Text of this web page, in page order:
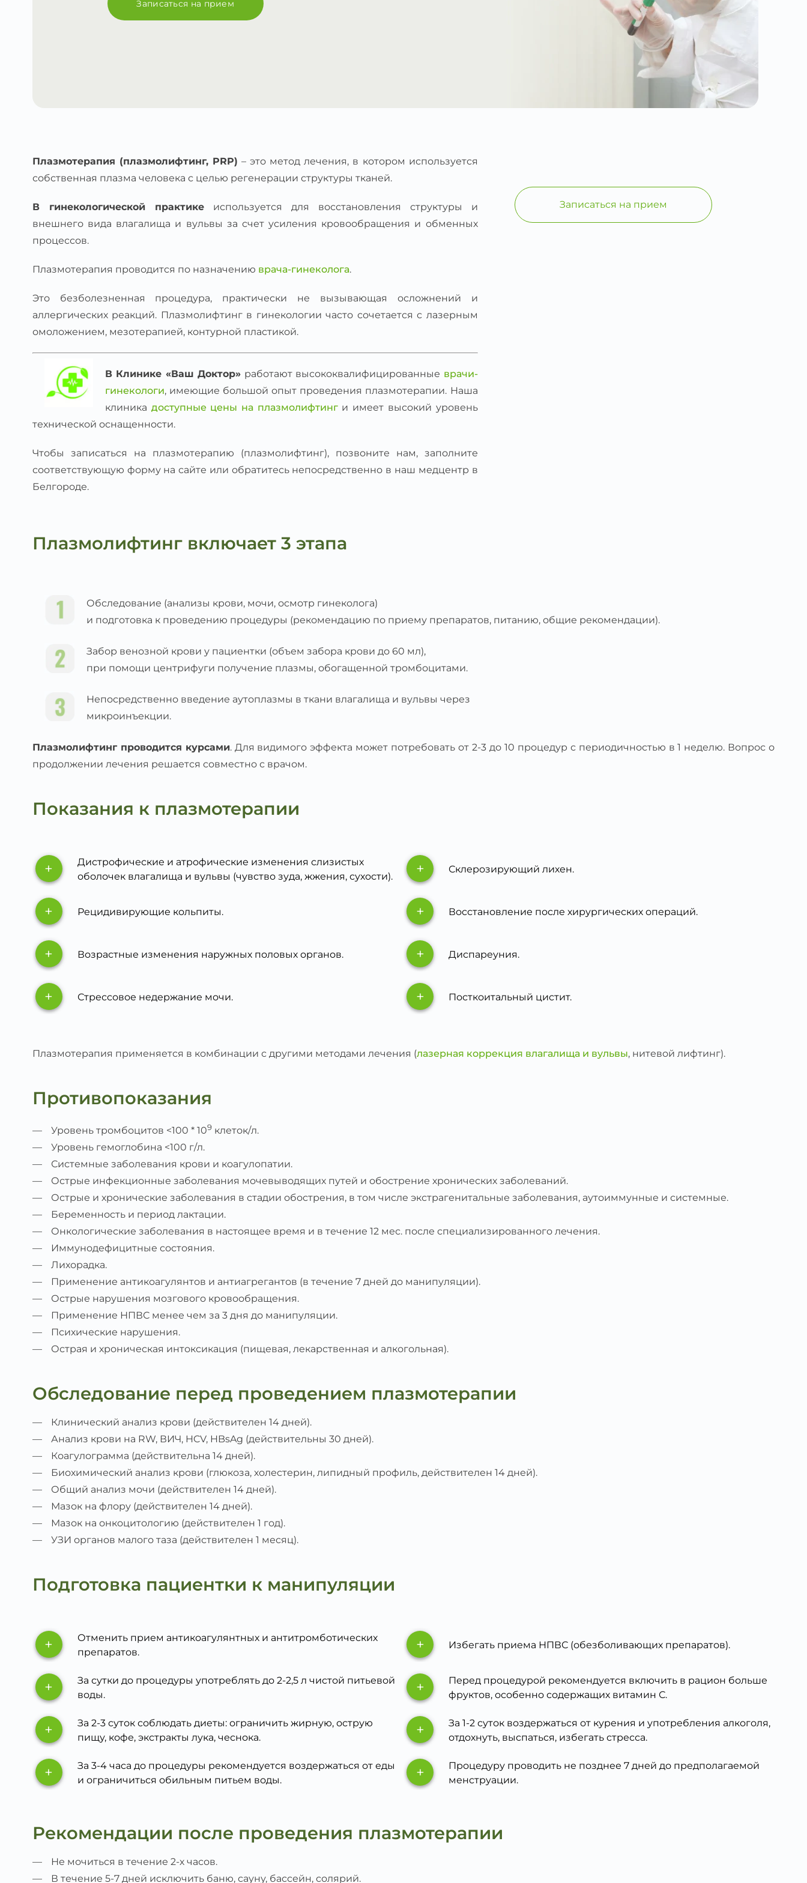
Записаться на прием
Плазмотерапия (плазмолифтинг, PRP) – это метод лечения, в котором используется
собственная плазма человека с целью регенерации структуры тканей.
В гинекологической практикеиспользуется для восстановления структуры и
внешнего вида влагалища и вульвы за счет усиления кровообращения и обменных
процессов.
Плазмотерапия проводится по назначению врача-гинеколога.
Это безболезненная процедура, практически не вызывающая осложнений и
аллергических реакций. Плазмолифтинг в гинекологии часто сочетается с лазерным
омоложением, мезотерапией, контурной пластикой.
В Клинике «Ваш Доктор» работают высококвалифицированные врачи-
гинекологи, имеющие большой опыт проведения плазмотерапии. Наша
клиника доступные цены на плазмолифтинги имеет высокий уровень
технической оснащенности.
Чтобы записаться на плазмотерапию (плазмолифтинг), позвоните нам, заполните
соответствующую форму на сайте или обратитесь непосредственно в наш медцентр в
Белгороде.
Записаться на прием
Плазмолифтинг включает 3 этапа
Обследование (анализы крови, мочи, осмотр гинеколога)
и подготовка к проведению процедуры (рекомендацию по приему препаратов, питанию, общие рекомендации).
Забор венозной крови у пациентки (объем забора крови до 60 мл),
при помощи центрифуги получение плазмы, обогащенной тромбоцитами.
Непосредственно введение аутоплазмы в ткани влагалища и вульвы через
микроинъекции.
Плазмолифтинг проводится курсами. Для видимого эффекта может потребовать от 2-3 до 10 процедур с периодичностью в 1 неделю. Вопрос о
продолжении лечения решается совместно с врачом.
Показания к плазмотерапии
+
Дистрофические и атрофические изменения слизистых
оболочек влагалища и вульвы (чувство зуда, жжения, сухости).
+ Склерозирующий лихен.
+ Рецидивирующие кольпиты. + Восстановление после хирургических операций.
+ Возрастные изменения наружных половых органов. + Диспареуния.
+ Стрессовое недержание мочи. + Посткоитальный цистит.
Плазмотерапия применяется в комбинации с другими методами лечения (лазерная коррекция влагалища и вульвы, нитевой лифтинг).
Противопоказания
Уровень тромбоцитов <100 * 109клеток/л.
Уровень гемоглобина <100 г/л.
Системные заболевания крови и коагулопатии.
Острые инфекционные заболевания мочевыводящих путей и обострение хронических заболеваний.
Острые и хронические заболевания в стадии обострения, в том числе экстрагенитальные заболевания, аутоиммунные и системные.
Беременность и период лактации.
Онкологические заболевания в настоящее время и в течение 12 мес. после специализированного лечения.
Иммунодефицитные состояния.
Лихорадка.
Применение антикоагулянтов и антиагрегантов (в течение 7 дней до манипуляции).
Острые нарушения мозгового кровообращения.
Применение НПВС менее чем за 3 дня до манипуляции.
Психические нарушения.
Острая и хроническая интоксикация (пищевая, лекарственная и алкогольная).
Обследование перед проведением плазмотерапии
Клинический анализ крови (действителен 14 дней).
Анализ крови на RW, ВИЧ, HCV, HBsAg (действительны 30 дней).
Коагулограмма (действительна 14 дней).
Биохимический анализ крови (глюкоза, холестерин, липидный профиль, действителен 14 дней).
Общий анализ мочи (действителен 14 дней).
Мазок на флору (действителен 14 дней).
Мазок на онкоцитологию (действителен 1 год).
УЗИ органов малого таза (действителен 1 месяц).
Подготовка пациентки к манипуляции
+
Отменить прием антикоагулянтных и антитромботических
препаратов.
+ Избегать приема НПВС (обезболивающих препаратов).
+
За сутки до процедуры употреблять до 2-2,5 л чистой питьевой
воды.
+
Перед процедурой рекомендуется включить в рацион больше
фруктов, особенно содержащих витамин С.
+
За 2-3 суток соблюдать диеты: ограничить жирную, острую
пищу, кофе, экстракты лука, чеснока.
+
За 1-2 суток воздержаться от курения и употребления алкоголя,
отдохнуть, выспаться, избегать стресса.
+
За 3-4 часа до процедуры рекомендуется воздержаться от еды
и ограничиться обильным питьем воды.
+
Процедуру проводить не позднее 7 дней до предполагаемой
менструации.
Рекомендации после проведения плазмотерапии
Не мочиться в течение 2-х часов.
В течение 5-7 дней исключить баню, сауну, бассейн, солярий.